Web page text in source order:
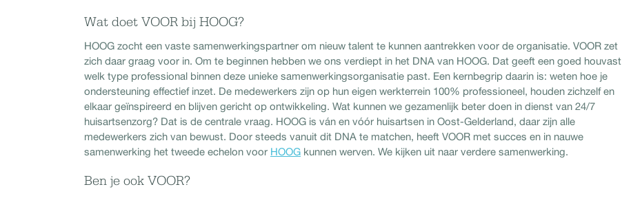
Wat doet VOOR bij HOOG?
HOOG zocht een vaste samenwerkingspartner om nieuw talent te kunnen aantrekken voor de organisatie. VOOR zet
zich daar graag voor in. Om te beginnen hebben we ons verdiept in het DNA van HOOG. Dat geeft een goed houvast
welk type professional binnen deze unieke samenwerkingsorganisatie past. Een kernbegrip daarin is: weten hoe je
ondersteuning effectief inzet. De medewerkers zijn op hun eigen werkterrein 100% professioneel, houden zichzelf en
elkaar geïnspireerd en blijven gericht op ontwikkeling. Wat kunnen we gezamenlijk beter doen in dienst van 24/7
huisartsenzorg? Dat is de centrale vraag. HOOG is ván en vóór huisartsen in Oost-Gelderland, daar zijn alle
medewerkers zich van bewust. Door steeds vanuit dit DNA te matchen, heeft VOOR met succes en in nauwe
samenwerking het tweede echelon voor HOOG kunnen werven. We kijken uit naar verdere samenwerking.
Ben je ook VOOR?